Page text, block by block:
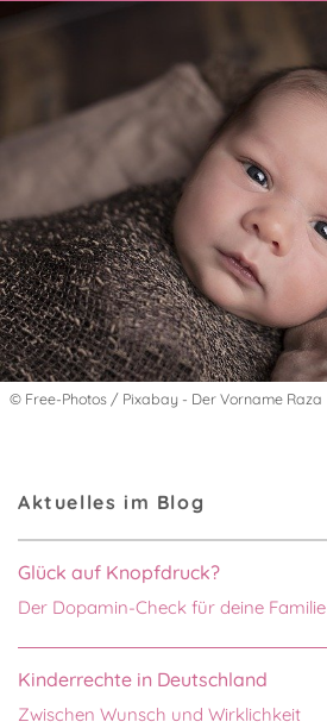
© Free-Photos / Pixabay - Der Vorname Raza
Aktuelles im Blog
Glück auf Knopfdruck?
Der Dopamin-Check für deine Familie
Kinderrechte in Deutschland
Zwischen Wunsch und Wirklichkeit